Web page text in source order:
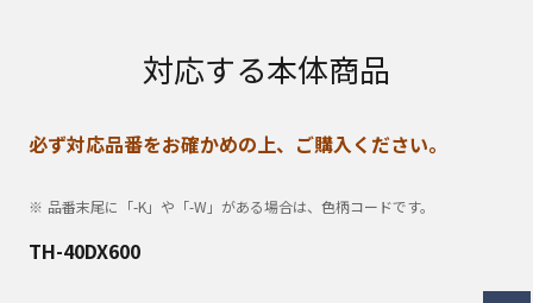
対応する本体商品
必ず対応品番をお確かめの上、ご購入ください。
品番末尾に「-K」や「-W」がある場合は、色柄コードです。
TH-40DX600